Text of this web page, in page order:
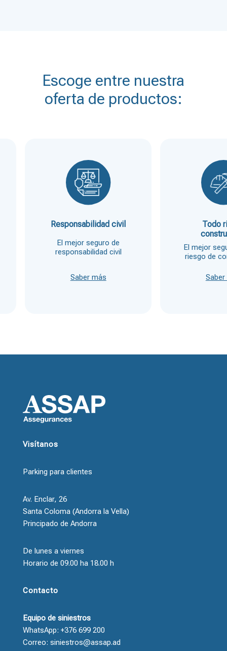
Escoge entre nuestra
oferta de productos:
Responsabilidad civil
El mejor seguro de
responsabilidad civil
Saber más
Todo
El mejor
riesgo de
Visítanos
Parking para clientes
Av. Enclar, 26
Santa Coloma (Andorra la Vella)
Principado de Andorra
De lunes a viernes
Horario de 09.00 ha 18.00 h
Contacto
Equipo de siniestros
WhatsApp: +376 699 200
Correo: siniestros@assap.ad